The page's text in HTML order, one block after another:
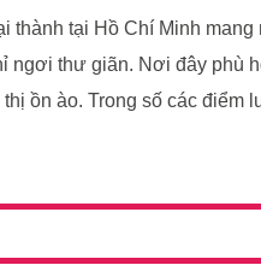
thành tại Hồ Chí Minh
ngơi thư giãn. Nơi đây phù
ồn ào. Trong số các điểm